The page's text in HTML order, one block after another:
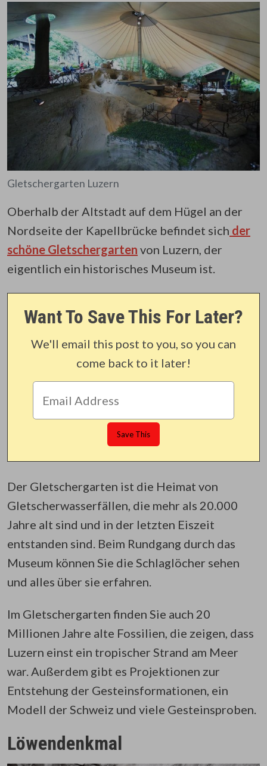
Gletschergarten Luzern
Oberhalb der Altstadt auf dem Hügel an der
Nordseite der Kapellbrücke befindet sich der
schöne Gletschergarten von Luzern, der
eigentlich ein historisches Museum ist.
Want To Save This For Later?
We'll email this post to you, so you can
come back to it later!
Der Gletschergarten ist die Heimat von
Gletscherwasserfällen, die mehr als 20.000
Jahre alt sind und in der letzten Eiszeit
entstanden sind. Beim Rundgang durch das
Museum können Sie die Schlaglöcher sehen
und alles über sie erfahren.
Im Gletschergarten finden Sie auch 20
Millionen Jahre alte Fossilien, die zeigen, dass
Luzern einst ein tropischer Strand am Meer
war. Außerdem gibt es Projektionen zur
Entstehung der Gesteinsformationen, ein
Modell der Schweiz und viele Gesteinsproben.
Löwendenkmal